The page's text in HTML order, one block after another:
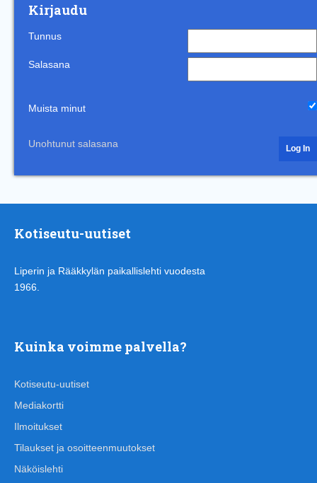
Kirjaudu
Tunnus
Salasana
Muista minut
Unohtunut salasana
Kotiseutu-uutiset
Liperin ja Rääkkylän paikallislehti vuodesta
1966.
Kuinka voimme palvella?
Kotiseutu-uutiset
Mediakortti
Ilmoitukset
Tilaukset ja osoitteenmuutokset
Näköislehti